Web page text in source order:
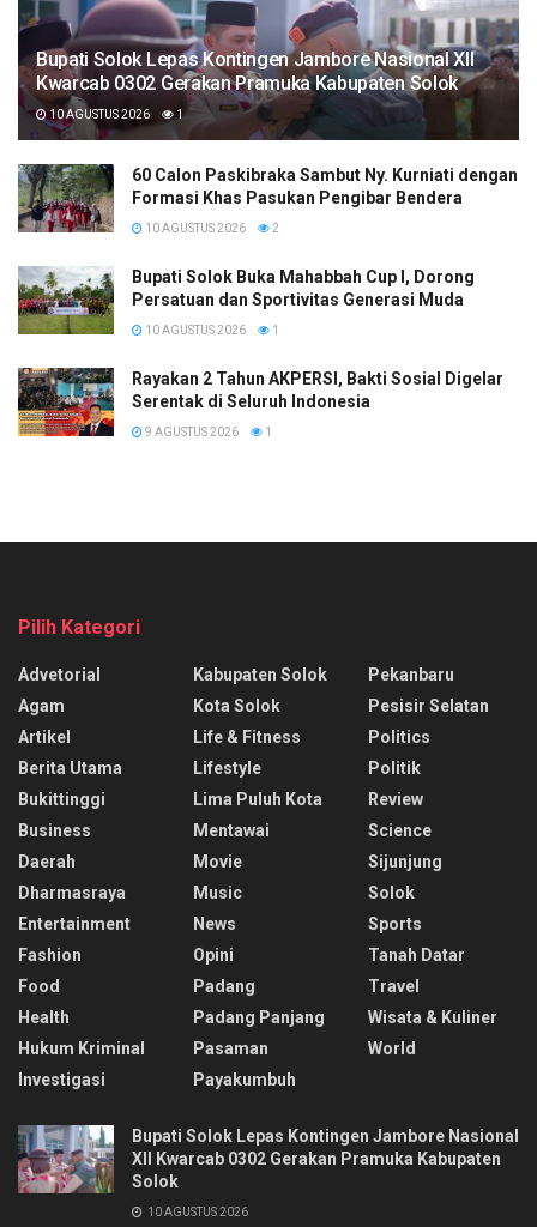
Bupati Solok Lepas Kontingen Jambore Nasional XII
Kwarcab 0302 Gerakan Pramuka Kabupaten Solok
10 AGUSTUS 2026 1
60 Calon Paskibraka Sambut Ny. Kurniati dengan
Formasi Khas Pasukan Pengibar Bendera
10 AGUSTUS 2026 2
Bupati Solok Buka Mahabbah Cup I, Dorong
Persatuan dan Sportivitas Generasi Muda
10 AGUSTUS 2026 1
Rayakan 2 Tahun AKPERSI, Bakti Sosial Digelar
Serentak di Seluruh Indonesia
9 AGUSTUS 2026 1
Pilih Kategori
Advetorial
Agam
Artikel
Berita Utama
Bukittinggi
Business
Daerah
Dharmasraya
Entertainment
Fashion
Food
Health
Hukum Kriminal
Investigasi
Kabupaten Solok
Kota Solok
Life & Fitness
Lifestyle
Lima Puluh Kota
Mentawai
Movie
Music
News
Opini
Padang
Padang Panjang
Pasaman
Payakumbuh
Pekanbaru
Pesisir Selatan
Politics
Politik
Review
Science
Sijunjung
Solok
Sports
Tanah Datar
Travel
Wisata & Kuliner
World
Bupati Solok Lepas Kontingen Jambore Nasional
XII Kwarcab 0302 Gerakan Pramuka Kabupaten
Solok
10 AGUSTUS 2026